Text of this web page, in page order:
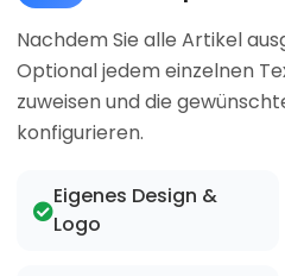
Nachdem Sie alle Artikel
Optional jedem einzelnen
zuweisen und die
konfigurieren.
Eigenes Design &
Logo